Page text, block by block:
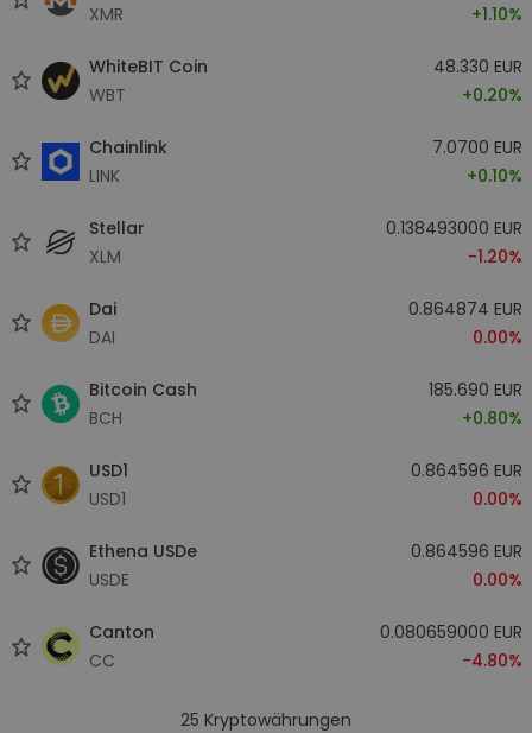
XMR
+1.10%
WhiteBIT Coin
WBT
48.330 EUR
+0.20%
Chainlink
LINK
7.0700 EUR
+0.10%
Stellar
XLM
0.138493000 EUR
-1.20%
Dai
DAI
0.864874 EUR
0.00%
Bitcoin Cash
BCH
185.690 EUR
+0.80%
USD1
USD1
0.864596 EUR
0.00%
Ethena USDe
USDE
0.864596 EUR
0.00%
Canton
CC
0.080659000 EUR
-4.80%
25 Kryptowährungen